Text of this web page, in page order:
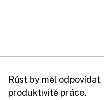
Růst by měl odpovídat
produktivitě práce.